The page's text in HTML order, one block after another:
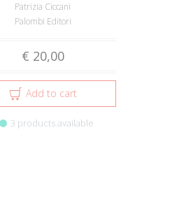
Patrizia Ciccani
Palombi Editori
€ 20,00
Add to cart
3 products available